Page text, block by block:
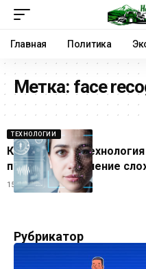
Главная Политика
Метка: face
ТЕХНОЛОГИИ
Как работает
простое объяснение
15.06.2026
Рубрикатор